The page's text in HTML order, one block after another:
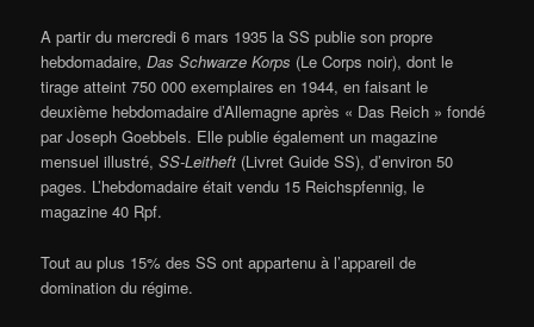
A partir du mercredi 6 mars 1935 la SS publie son propre
hebdomadaire,Das Schwarze Korps (Le Corps noir), dont le
tirage atteint 750 000 exemplaires en 1944, en faisant le
deuxième hebdomadaire d’Allemagne après « Das Reich » fondé
par Joseph Goebbels. Elle publie également un magazine
mensuel illustré,SS-Leitheft (Livret Guide SS), d’environ 50
pages. L’hebdomadaire était vendu 15 Reichspfennig, le
magazine 40 Rpf.
Tout au plus 15% des SS ont appartenu à l’appareil de
domination du régime.